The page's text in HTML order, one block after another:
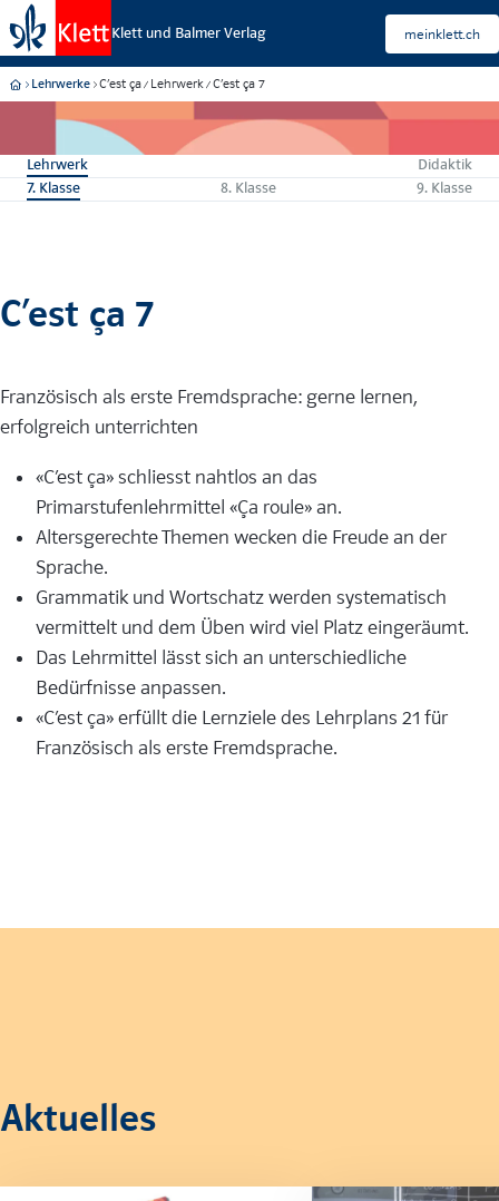
Klett und Balmer Verlag meinklett.ch
Lehrwerke C’est ça Lehrwerk C’est ça 7
Lehrwerk
Didaktik
7. Klasse
8. Klasse 9. Klasse
C’est ça 7
Französisch als erste Fremdsprache: gerne lernen,
erfolgreich unterrichten
«C’est ça» schliesst nahtlos an das
Primarstufenlehrmittel «Ça roule» an.
Altersgerechte Themen wecken die Freude an der
Sprache.
Grammatik und Wortschatz werden systematisch
vermittelt und dem Üben wird viel Platz eingeräumt.
Das Lehrmittel lässt sich an unterschiedliche
Bedürfnisse anpassen.
«C’est ça» erfüllt die Lernziele des Lehrplans 21 für
Französisch als erste Fremdsprache.
Aktuelles